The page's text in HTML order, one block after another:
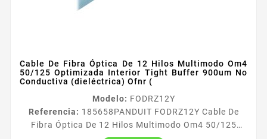
Cable De Fibra Óptica De 12 Hilos Multimodo Om4
50/125 Optimizada Interior Tight Buffer 900um No
Conductiva (dieléctrica) Ofnr (
Modelo: FODRZ12Y
Referencia: 185658PANDUIT FODRZ12Y Cable De
Fibra Óptica De 12 Hilos Multimodo Om4 50/125